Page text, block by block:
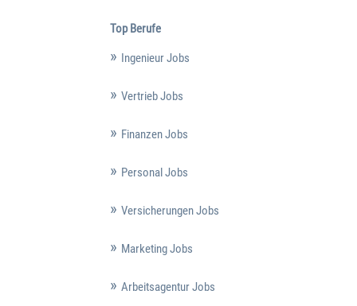
Top Berufe
Ingenieur Jobs
Vertrieb Jobs
Finanzen Jobs
Personal Jobs
Versicherungen Jobs
Marketing Jobs
Arbeitsagentur Jobs